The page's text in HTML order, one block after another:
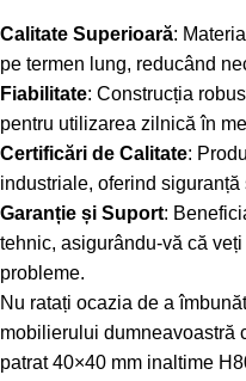
Calitate Superioară:
pe termen lung, reducând
Fiabilitate: Construcția
pentru utilizarea zilnică în
Certificări de Calitate:
industriale, oferind
Garanție și Suport:
tehnic, asigurându-vă că
probleme.
Nu ratați ocazia de a
mobilierului dumneavoastră
patrat 40×40 mm inaltime